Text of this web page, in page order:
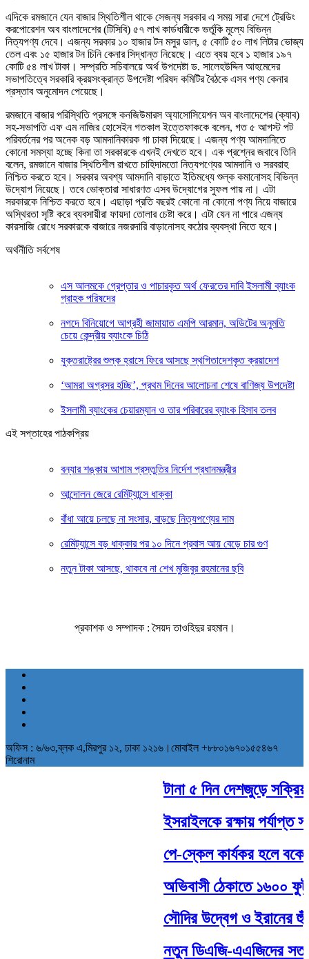
এদিকে রমজানে যেন বাজার স্থিতিশীল থাকে সেজন্য সরকার এ সময় সারা দেশে ট্রেডিং
করপোরেশন অব বাংলাদেশের (টিসিবি) ৫৭ লাখ কার্ডধারীকে ভর্তুকি মূল্যে বিভিন্ন
নিত্যপণ্য দেবে। এজন্য সরকার ১০ হাজার টন মসুর ডাল, ৫ কোটি ৫০ লাখ লিটার ভোজ্য
তেল এবং ১৫ হাজার টন চিনি কেনার সিদ্ধান্ত নিয়েছে। এতে ব্যয় হবে ১ হাজার ১৯৭
কোটি ৫৪ লাখ টাকা। সম্প্রতি সচিবালয়ে অর্থ উপদেষ্টা ড. সালেহউদ্দিন আহমেদের
সভাপতিত্বে সরকারি ক্রয়সংক্রান্ত উপদেষ্টা পরিষদ কমিটির বৈঠকে এসব পণ্য কেনার
প্রস্তাব অনুমোদন পেয়েছে।
রমজানে বাজার পরিস্থিতি প্রসঙ্গে কনজিউমারস অ্যাসোসিয়েশন অব বাংলাদেশের (ক্যাব)
সহ-সভাপতি এফ এম নাজির হোসেইন গতকাল ইত্তেফাককে বলেন, গত ৫ আগস্ট পট
পরিবর্তনের পর অনেক বড় আমদানিকারক গা ঢাকা দিয়েছে। এজন্য পণ্য আমদানিতে
কোনো সমস্যা হচ্ছে কিনা তা সরকারকে এখনই দেখতে হবে। এক প্রশ্নের জবাবে তিনি
বলেন, রমজানে বাজার স্থিতিশীল রাখতে চাহিদামতো নিত্যপণ্যের আমদানি ও সরবরাহ
নিশ্চিত করতে হবে। সরকার অবশ্য আমদানি বাড়াতে ইতিমধ্যে শুল্ক কমানোসহ বিভিন্ন
উদ্যোগ নিয়েছে। তবে ভোক্তারা সাধারণত এসব উদ্যোগের সুফল পায় না। এটা
সরকারকে নিশ্চিত করতে হবে। এছাড়া প্রতি বছরই কোনো না কোনো পণ্য নিয়ে বাজারে
অস্থিরতা সৃষ্টি করে ব্যবসায়ীরা ফায়দা তোলার চেষ্টা করে। এটা যেন না পারে এজন্য
কারসাজি রোধে সরকারকে বাজারে নজরদারি বাড়ানোসহ কঠোর ব্যবস্থা নিতে হবে।
অর্থনীতি সর্বশেষ
এস আলমকে গ্রেপ্তার ও পাচারকৃত অর্থ ফেরতের দাবি ইসলামী ব্যাংক
গ্রাহক পরিষদের
নগদে বিনিয়োগে আগ্রহী জামায়াত এমপি আরমান, অডিটের অনুমতি
চেয়ে কেন্দ্রীয় ব্যাংকে চিঠি
যুক্তরাষ্ট্রের শুল্ক হ্রাসে ফিরে আসছে স্থগিতাদেশকৃত ক্রয়াদেশ
‘আমরা অগ্রসর হচ্ছি’, প্রথম দিনের আলোচনা শেষে বাণিজ্য উপদেষ্টা
ইসলামী ব্যাংকের চেয়ারম্যান ও তার পরিবারের ব্যাংক হিসাব তলব
এই সপ্তাহের পাঠকপ্রিয়
বন্যার শঙ্কায় আগাম প্রস্তুতির নির্দেশ প্রধানমন্ত্রীর
আন্দোলন জেরে রেমিট্যান্সে ধাক্কা
বাঁধা আয়ে চলছে না সংসার, বাড়ছে নিত্যপণ্যের দাম
রেমিট্যান্সে বড় ধাক্কার পর ১০ দিনে প্রবাস আয় বেড়ে চার গুণ
নতুন টাকা আসছে, থাকবে না শেখ মুজিবুর রহমানের ছবি
প্রকাশক ও সম্পাদক : সৈয়দ তাওহিদুর রহমান।
অফিস : ৬/৬৩,ব্লক এ,মিরপুর ১২, ঢাকা ১২১৬।মোবাইল +৮৮০১৬৭০১৫৫৪৬৭
শিরোনাম
টানা ৫ দিন দেশজুড়ে সক্রিয়
ইসরাইলকে রক্ষায় পর্যাপ্ত
পে-স্কেল কার্যকর হলে বকেয়া
অভিবাসী ঠেকাতে ১৬০০ ফুট
সৌদির উদ্বেগ ও ইরানের
নতুন ডিএজি-এএজিদের